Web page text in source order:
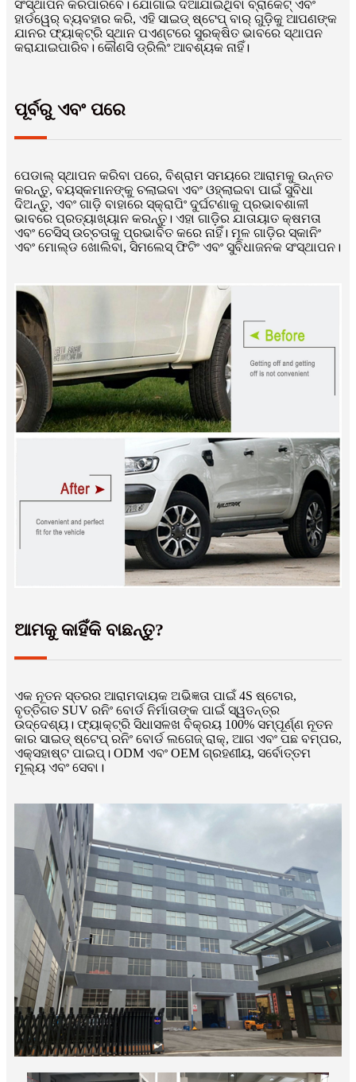
ସଂସ୍ଥାପନ କରିପାରିବେ। ଯୋଗାଇ ଦିଆଯାଇଥିବା ବ୍ରାକେଟ୍ ଏବଂ
ହାର୍ଡୱେର୍ ବ୍ୟବହାର କରି, ଏହି ସାଇଡ୍ ଷ୍ଟେପ୍ ବାର୍ ଗୁଡ଼ିକୁ ଆପଣଙ୍କ
ଯାନର ଫ୍ୟାକ୍ଟ୍ରି ସ୍ଥାନ ପଏଣ୍ଟରେ ସୁରକ୍ଷିତ ଭାବରେ ସ୍ଥାପନ
କରାଯାଇପାରିବ। କୌଣସି ଡ୍ରିଲିଂ ଆବଶ୍ୟକ ନାହିଁ।
ପୂର୍ବରୁ ଏବଂ ପରେ
ପେଡାଲ୍ ସ୍ଥାପନ କରିବା ପରେ, ବିଶ୍ରାମ ସମୟରେ ଆରାମକୁ ଉନ୍ନତ
କରନ୍ତୁ, ବୟସ୍କମାନଙ୍କୁ ଚଲାଇବା ଏବଂ ଓହ୍ଲାଇବା ପାଇଁ ସୁବିଧା
ଦିଅନ୍ତୁ, ଏବଂ ଗାଡ଼ି ବାହାରେ ସ୍କ୍ରାପିଂ ଦୁର୍ଘଟଣାକୁ ପ୍ରଭାବଶାଳୀ
ଭାବରେ ପ୍ରତ୍ୟାଖ୍ୟାନ କରନ୍ତୁ। ଏହା ଗାଡ଼ିର ଯାତାୟାତ କ୍ଷମତା
ଏବଂ ଚେସିସ୍ ଉଚ୍ଚତାକୁ ପ୍ରଭାବିତ କରେ ନାହିଁ। ମୂଳ ଗାଡ଼ିର ସ୍କାନିଂ
ଏବଂ ମୋଲ୍ଡ ଖୋଲିବା, ସିମଲେସ୍ ଫିଟିଂ ଏବଂ ସୁବିଧାଜନକ ସଂସ୍ଥାପନ।
ଆମକୁ କାହିଁକି ବାଛନ୍ତୁ?
ଏକ ନୂତନ ସ୍ତରର ଆରାମଦାୟକ ଅଭିଜ୍ଞତା ପାଇଁ 4S ଷ୍ଟୋର,
ବୃତ୍ତିଗତ SUV ରନିଂ ବୋର୍ଡ ନିର୍ମାତାଙ୍କ ପାଇଁ ସ୍ୱତନ୍ତ୍ର
ଉଦ୍ଦେଶ୍ୟ। ଫ୍ୟାକ୍ଟ୍ରି ସିଧାସଳଖ ବିକ୍ରୟ 100% ସମ୍ପୂର୍ଣ୍ଣ ନୂତନ
କାର ସାଇଡ୍ ଷ୍ଟେପ୍ ରନିଂ ବୋର୍ଡ ଲଗେଜ୍ ରାକ୍, ଆଗ ଏବଂ ପଛ ବମ୍ପର,
ଏକ୍ସହାଷ୍ଟ ପାଇପ୍। ODM ଏବଂ OEM ଗ୍ରହଣୀୟ, ସର୍ବୋତ୍ତମ
ମୂଲ୍ୟ ଏବଂ ସେବା।